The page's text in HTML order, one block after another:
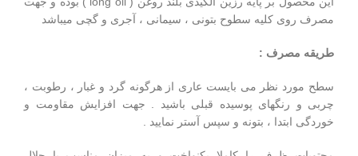
مصرف روی کلیه سطوح بتونی ، سیمانی ، آجری و گچی میباشد
طریقه مصرف :
سطح مورد نظر می بایست عاری از هرگونه گرد و غبار ، رطوبت ،
چربی و رنگهای پوسیده قبلی باشید . جهت افزایش مقاومت و
خوردگی ابتدا ، بتونه و سپس آستر نمایید .